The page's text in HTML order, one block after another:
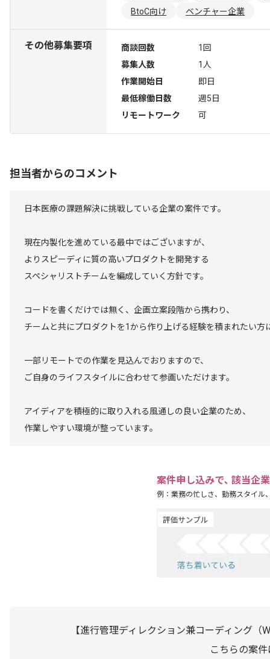
BtoC向け
ベンチャー企業
その他募集要項 商談回数
1回
募集人数
1人
作業開始日
即日
最低稼働日数
週5日
リモートワーク
可
担当者からのコメント
日本医療の課題解決に挑戦している企業の案件です。
現在内製化を進めている最中ではございますが、
よりスピーディに質の高いプロダクトを開発する
スペシャリストチームを編成していく方針です。
コードを書くだけでは無く、企画立案段階から携わり、
チームと共にプロダクトを1から作り上げる経験を積まれたい方
一部リモートでの作業を見込んでおりますので、
ご自身のライフスタイルに合わせて参画いただけます。
アイディアを積極的に取り入れる風通しの良い企業のため、
作業しやすい環境が整っています。
案件申し込みで､ 該当企
例：業務の忙しさ、勤務スタイル
【進行管理ディレクション兼コーディング
こちらの案